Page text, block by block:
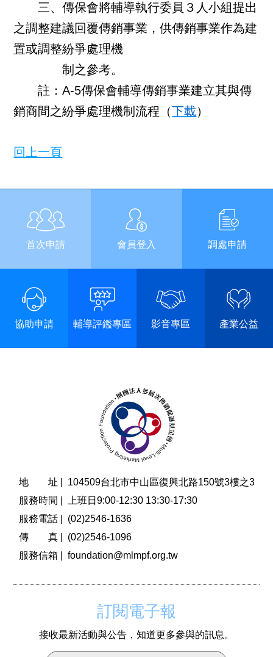
三、傳保會將輔導執行委員３人小組提出
之調整建議回覆傳銷事業，供傳銷事業作為建
置或調整紛爭處理機
制之參考。
註：A-5傳保會輔導傳銷事業建立其與傳
銷商間之紛爭處理機制流程（下載）
回上一頁
首次申請 會員登入 調處申請
協助申請 輔導評鑑專區 影音專區 產業公益
地 址 |
104509台北市中山區復興北路150號3樓之3
服務時間 |
上班日9:00-12:30 13:30-17:30
服務電話 |
(02)2546-1636
傳 真 |
(02)2546-1096
服務信箱 |
foundation@mlmpf.org.tw
訂閱電子報
接收最新活動與公告，知道更多參與的訊息。